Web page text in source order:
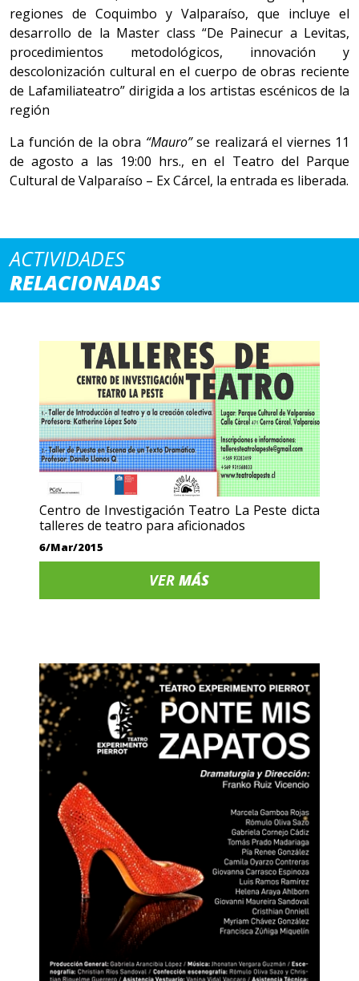
regiones de Coquimbo y Valparaíso, que incluye el
desarrollo de la Master class “De Painecur a Levitas,
procedimientos metodológicos, innovación y
descolonización cultural en el cuerpo de obras reciente
de Lafamiliateatro” dirigida a los artistas escénicos de la
región
La función de la obra “Mauro”se realizará el viernes 11
de agosto a las 19:00 hrs., en el Teatro del Parque
Cultural de Valparaíso – Ex Cárcel, la entrada es liberada.
ACTIVIDADES
RELACIONADAS
Centro de Investigación Teatro La Peste dicta
talleres de teatro para aficionados
6/Mar/2015
VERMÁS